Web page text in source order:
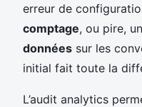
erreur de
comptage, ou pire,
données sur les
initial fait toute la
L’audit analytics